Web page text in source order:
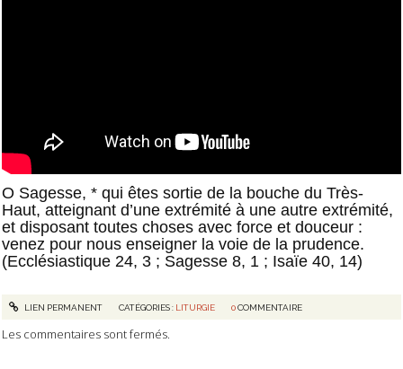
O Sagesse, * qui êtes sortie de la bouche du Très-
Haut, atteignant d’une extrémité à une autre extrémité,
et disposant toutes choses avec force et douceur :
venez pour nous enseigner la voie de la prudence.
(Ecclésiastique 24, 3 ; Sagesse 8, 1 ; Isaïe 40, 14)
LIEN PERMANENT CATÉGORIES : LITURGIE 0COMMENTAIRE
Les commentaires sont fermés.